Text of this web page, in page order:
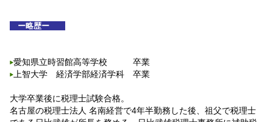
ー略歴ー
愛知県立時習館高等学校 卒業
上智大学 経済学部経済学科 卒業
大学卒業後に税理士試験合格。
名古屋の税理士法人 名南経営で4年半勤務した後、祖父で税理士